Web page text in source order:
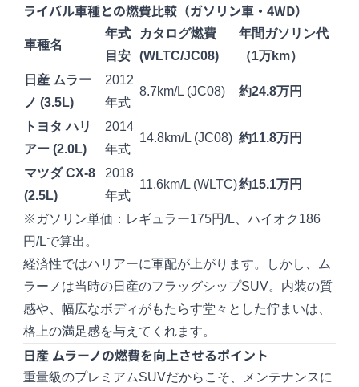
ライバル車種との燃費比較（ガソリン車・4WD）
車種名
年式
目安
カタログ燃費
(WLTC/JC08)
年間ガソリン代
（1万km）
日産 ムラー
ノ (3.5L)
2012
年式
8.7km/L (JC08) 約24.8万円
トヨタハリ
アー (2.0L)
2014
年式
14.8km/L (JC08) 約11.8万円
マツダCX-8
(2.5L)
2018
年式
11.6km/L (WLTC)約15.1万円
※ガソリン単価：レギュラー175円/L、ハイオク186
円/Lで算出。
経済性ではハリアーに軍配が上がります。しかし、ム
ラーノは当時の日産のフラッグシップSUV。内装の質
感や、幅広なボディがもたらす堂々とした佇まいは、
格上の満足感を与えてくれます。
日産 ムラーノの燃費を向上させるポイント
重量級のプレミアムSUVだからこそ、メンテナンスに